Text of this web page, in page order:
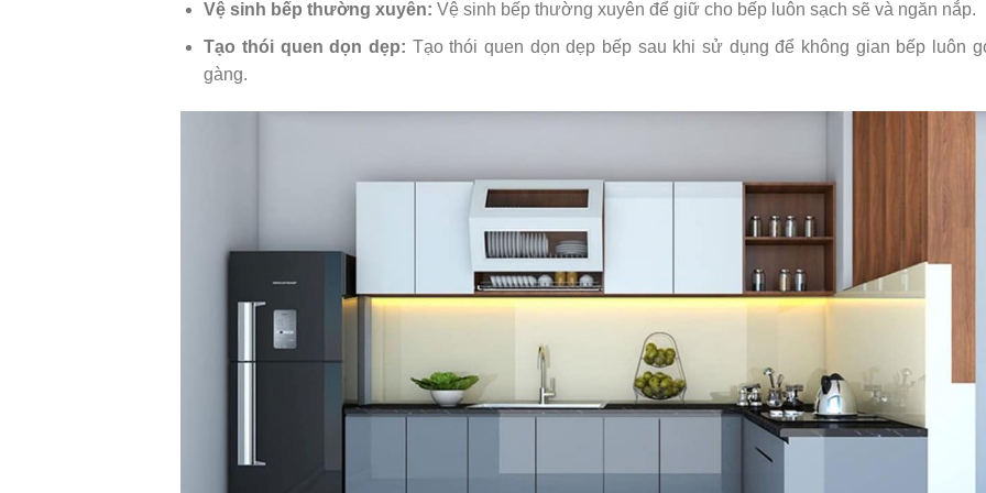
Vệ sinh bếp thường xuyên: Vệ sinh bếp thường xuyên để giữ cho bếp luôn sạch sẽ và ngăn nắp.
Tạo thói quen dọn dẹp: Tạo thói quen dọn dẹp bếp sau khi sử dụng để không gian bếp luôn
gàng.